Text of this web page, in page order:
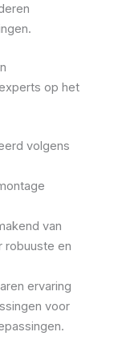
op het
volgens
van
robuuste en
ervaring
voor